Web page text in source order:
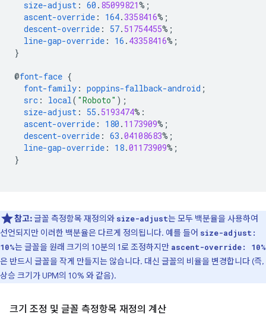
size-adjust : 60 . 85099821%;
ascent-override : 164. 3358416%;
descent-override : 57. 51754455%;
line-gap-override : 16 . 43358416%;
}
@font-face {
font-family : poppins-fallback-android ;
src : local ( "Roboto" );
size-adjust : 55 . 5193474%:
ascent-override : 180 . 1173909%;
descent-override : 63 .04108683%;
line-gap-override : 18.01173909%;
}
참고:글꼴 측정항목 재정의와 size-adjust는 모두 백분율을 사용하여
선언되지만 이러한 백분율은 다르게 정의됩니다. 예를 들어 size-adjust:
10%는 글꼴을 원래 크기의 10분의 1로 조정하지만 ascent-override: 10%
은 반드시 글꼴을 작게 만들지는 않습니다. 대신 글꼴의 비율을 변경합니다 (즉,
상승 크기가 UPM의 10% 와 같음).
크기 조정 및 글꼴 측정항목 재정의 계산